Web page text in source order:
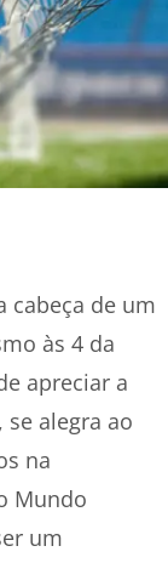
cabeça de um
às 4 da
apreciar a
alegra ao
na
Mundo
um